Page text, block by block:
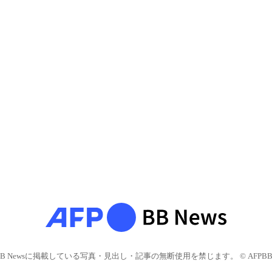
Newsに掲載している写真・見出し・記事の無断使用を禁じます。 © AFPBB